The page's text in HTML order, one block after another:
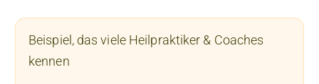
Beispiel, das viele Heilpraktiker & Coaches
kennen